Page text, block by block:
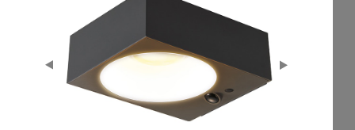
関連サイト
サポート